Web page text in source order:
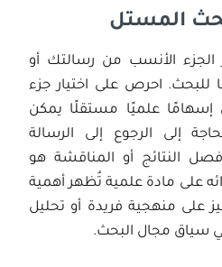
المستل
الجزء الأنسب من رسالتك أو
احرص على اختيار جزء
إسهامًا علميًا مستقلًا يمكن
إلى الرجوع إلى الرسالة
فصل النتائج أو المناقشة هو
على مادة علمية تُظهر أهمية
على منهجية فريدة أو تحليل
سياق مجال البحث.